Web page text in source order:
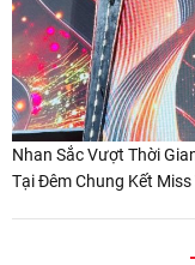
Nhan Sắc Vượt Thời
Tại Đêm Chung Kết